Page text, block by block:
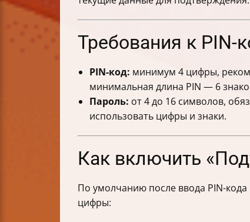
Требования к PIN-
PIN-код: минимум 4 цифры,
минимальная длина PIN — 6
Пароль: от 4 до 16 символов,
использовать цифры и знаки.
Как включить
По умолчанию после ввода PIN-
цифры: